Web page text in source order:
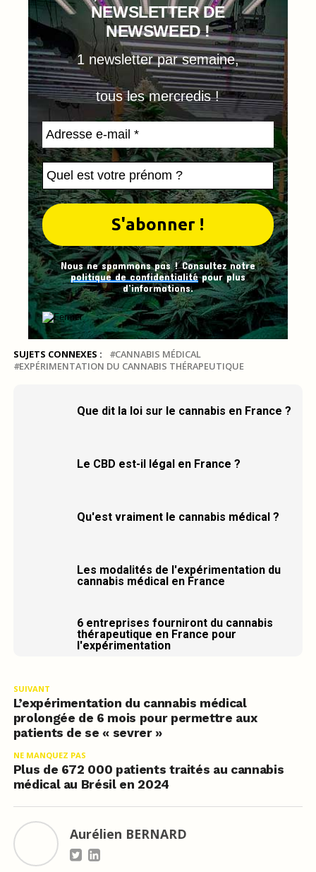
NEWSLETTER DE
NEWSWEED !
1 newsletter par semaine,
tous les mercredis !
Nous ne spammons pas ! Consultez notre
politique de confidentialitépour plus
d’informations.
SUJETS CONNEXES :
CANNABIS MÉDICAL
EXPÉRIMENTATION DU CANNABIS THÉRAPEUTIQUE
Que dit la loi sur le cannabis en France ?
Le CBD est-il légal en France ?
Qu'est vraiment le cannabis médical ?
Les modalités de l'expérimentation du
cannabis médical en France
6 entreprises fourniront du cannabis
thérapeutique en France pour
l'expérimentation
SUIVANT
L’expérimentation du cannabis médical
prolongée de 6 mois pour permettre aux
patients de se « sevrer »
NE MANQUEZ PAS
Plus de 672 000 patients traités au cannabis
médical au Brésil en 2024
Aurélien BERNARD